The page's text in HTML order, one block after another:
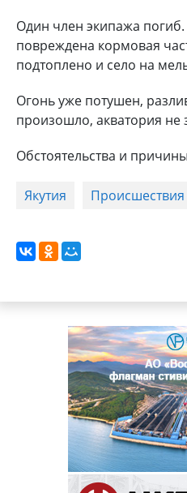
Один член экипажа
повреждена кормовая
подтоплено и село на
Огонь уже потушен,
произошло, акватория не
Обстоятельства и
Якутия Происшествия